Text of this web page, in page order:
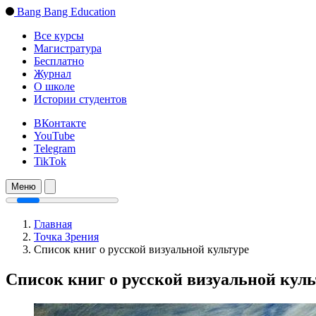
Bang Bang Education
Все курсы
Магистратура
Бесплатно
Журнал
О школе
Истории студентов
ВКонтакте
YouTube
Telegram
TikTok
Меню
Главная
Точка Зрения
Список книг о русской визуальной культуре
Список книг о русской визуальной